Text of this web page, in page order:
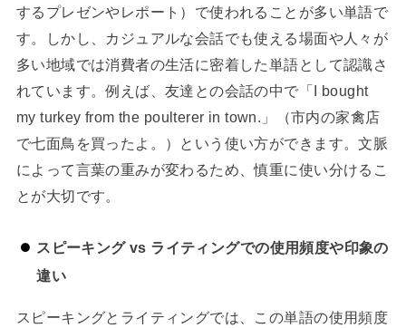
するプレゼンやレポート）で使われることが多い単語で
す。しかし、カジュアルな会話でも使える場面や人々が
多い地域では消費者の生活に密着した単語として認識さ
れています。例えば、友達との会話の中で「I bought
my turkey from the poulterer in town.」（市内の家禽店
で七面鳥を買ったよ。）という使い方ができます。文脈
によって言葉の重みが変わるため、慎重に使い分けるこ
とが大切です。
スピーキング vs ライティングでの使用頻度や印象の
違い
スピーキングとライティングでは、この単語の使用頻度